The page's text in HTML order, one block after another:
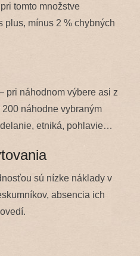
tomto množstve
plus, mínus 2 % chybných
pri náhodnom výbere asi z
náhodne vybraným
etniká, pohlavie…
sú nízke náklady v
absencia ich